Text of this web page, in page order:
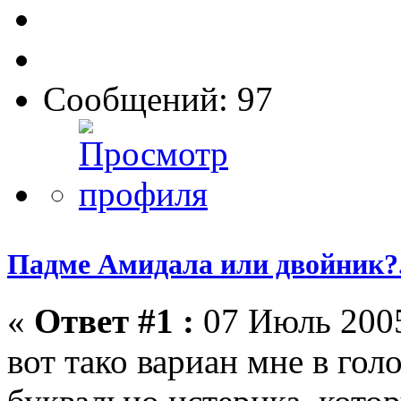
Сообщений: 97
Падме Амидала или
« Ответ #1 : 07 Июль
вот тако вариан мне в